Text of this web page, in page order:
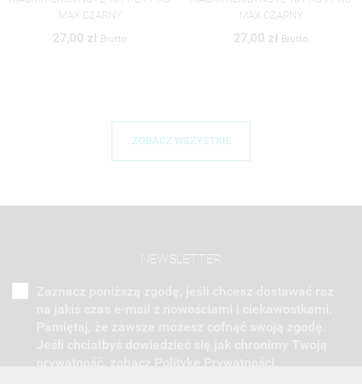
MAX CZARNY
27,00 zł Brutto
MAX CZARNY
27,00 zł Brutto
ZOBACZ WSZYSTKIE
NEWSLETTER